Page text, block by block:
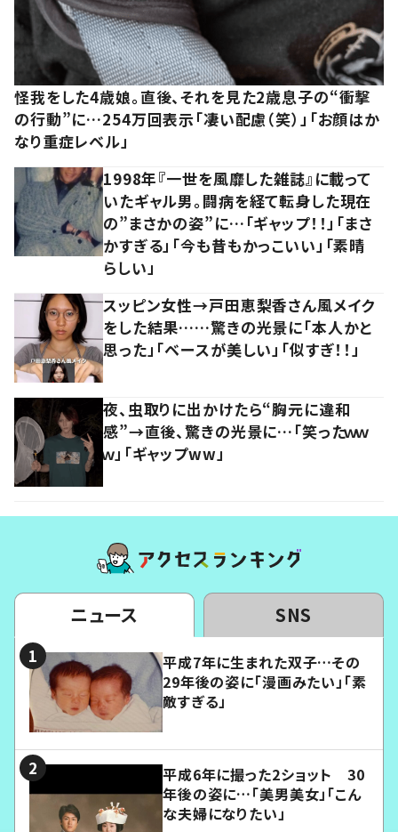
怪我をした4歳娘。直後、それを見た2歳息子の“衝撃
の行動”に…254万回表示「凄い配慮（笑）」「お顔はか
なり重症レベル」
1998年『一世を風靡した雑誌』に載って
いたギャル男。闘病を経て転身した現在
の”まさかの姿”に…「ギャップ！！」「まさ
かすぎる」「今も昔もかっこいい」「素晴
らしい」
スッピン女性→戸田恵梨香さん風メイク
をした結果……驚きの光景に「本人かと
思った」「ベースが美しい」「似すぎ！！」
夜、虫取りに出かけたら“胸元に違和
感”→直後、驚きの光景に…「笑ったｗｗ
ｗ」「ギャップww」
ニュース SNS
平成7年に生まれた双子…その
29年後の姿に「漫画みたい」「素
敵すぎる」
平成6年に撮った2ショット 30
年後の姿に…「美男美女」「こん
な夫婦になりたい」